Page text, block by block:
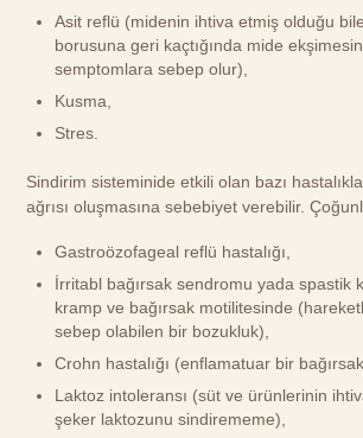
Asit reflü (midenin ihtiva etmiş olduğu
borusuna geri kaçtığında mide
semptomlara sebep olur),
Kusma,
Stres.
Sindirim sisteminide etkili olan bazı
ağrısı oluşmasına sebebiyet verebilir.
Gastroözofageal reflü hastalığı,
İrritabl bağırsak sendromu yada spastik
kramp ve bağırsak motilitesinde
sebep olabilen bir bozukluk),
Crohn hastalığı (enflamatuar bir bağırsak
Laktoz intoleransı (süt ve ürünlerinin
şeker laktozunu sindirememe),